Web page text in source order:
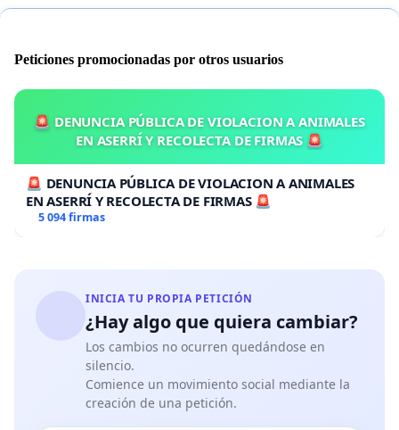
Peticiones promocionadas por otros usuarios
🚨 DENUNCIA PÚBLICA DE VIOLACION A ANIMALES
EN ASERRÍ Y RECOLECTA DE FIRMAS 🚨
🚨 DENUNCIA PÚBLICA DE VIOLACION A ANIMALES
EN ASERRÍ Y RECOLECTA DE FIRMAS 🚨
5 094 firmas
INICIA TU PROPIA PETICIÓN
¿Hay algo que quiera cambiar?
Los cambios no ocurren quedándose en
silencio.
Comience un movimiento social mediante la
creación de una petición.